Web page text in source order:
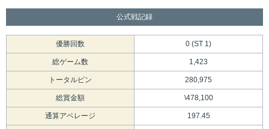
公式戦記録
優勝回数 0 (ST 1)
総ゲーム数 1,423
トータルピン 280,975
総賞金額 \478,100
通算アベレージ 197.45